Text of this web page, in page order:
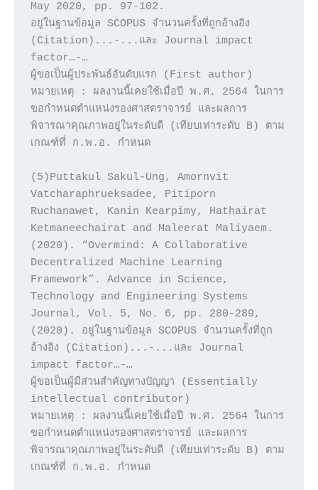
May 2020, pp. 97-102.
อยู่ในฐานข้อมูล SCOPUS จำนวนครั้งที่ถูกอ้างอิง
(Citation)...-...และ Journal impact
factor…-…
ผู้ขอเป็นผู้ประพันธ์อันดับแรก (First author)
หมายเหตุ : ผลงานนี้เคยใช้เมื่อปี พ.ศ. 2564 ในการ
ขอกำหนดตำแหน่งรองศาสตราจารย์ และผลการ
พิจารณาคุณภาพอยู่ในระดับดี (เทียบเท่าระดับ B) ตาม
เกณฑ์ที่ ก.พ.อ. กำหนด
(5)Puttakul Sakul-Ung, Amornvit
Vatcharaphrueksadee, Pitiporn
Ruchanawet, Kanin Kearpimy, Hathairat
Ketmaneechairat and Maleerat Maliyaem.
(2020). “Overmind: A Collaborative
Decentralized Machine Learning
Framework”. Advance in Science,
Technology and Engineering Systems
Journal, Vol. 5, No. 6, pp. 280-289,
(2020). อยู่ในฐานข้อมูล SCOPUS จำนวนครั้งที่ถูก
อ้างอิง (Citation)...-...และ Journal
impact factor…-…
ผู้ขอเป็นผู้มีส่วนสำคัญทางปัญญา (Essentially
intellectual contributor)
หมายเหตุ : ผลงานนี้เคยใช้เมื่อปี พ.ศ. 2564 ในการ
ขอกำหนดตำแหน่งรองศาสตราจารย์ และผลการ
พิจารณาคุณภาพอยู่ในระดับดี (เทียบเท่าระดับ B) ตาม
เกณฑ์ที่ ก.พ.อ. กำหนด